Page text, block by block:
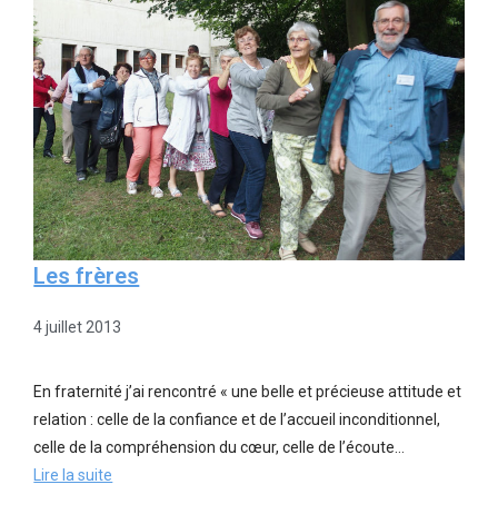
Les frères
4 juillet 2013
En fraternité j’ai rencontré « une belle et précieuse attitude et
relation : celle de la confiance et de l’accueil inconditionnel,
celle de la compréhension du cœur, celle de l’écoute…
Lire la suite